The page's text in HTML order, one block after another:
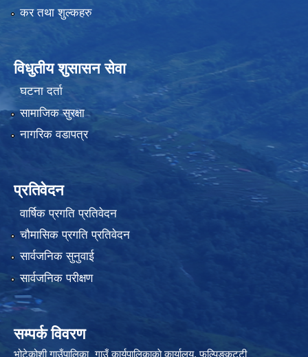
कर तथा शुल्कहरु
विधुतीय शुसासन सेवा
घटना दर्ता
सामाजिक सुरक्षा
नागरिक वडापत्र
प्रतिवेदन
वार्षिक प्रगति प्रतिवेदन
चौमासिक प्रगति प्रतिवेदन
सार्वजनिक सुनुवाई
सार्वजनिक परीक्षण
सम्पर्क विवरण
भोटेकोशी गाउँपालिका¸ गाउँ कार्यपालिकाकाे कार्यालय, फुल्पिङकट्टी¸